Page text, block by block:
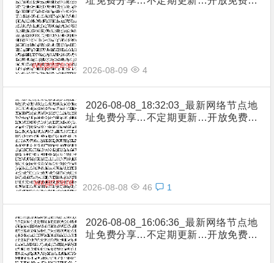
2026-08-09 4
2026-08-08_18:32:03_最新网络节点地
址免费分享…不定期更新…开放免费分
2026-08-08 46 1
2026-08-08_16:06:36_最新网络节点地
址免费分享…不定期更新…开放免费分